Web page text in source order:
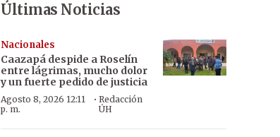
Últimas Noticias
Nacionales
Caazapá despide a Roselín
entre lágrimas, mucho dolor
y un fuerte pedido de justicia
Agosto 8, 2026 12:11
p. m.
· Redacción
ÚH